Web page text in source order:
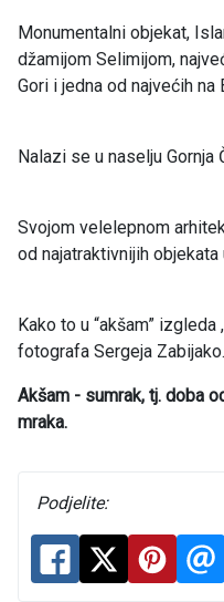
Monumentalni objekat,
džamijom Selimijom,
Gori i jedna od najvećih na
Nalazi se u naselju Gornja
Svojom velelepnom
od najatraktivnijih objekata
Kako to u “akšam”
fotografa Sergeja Zabijako.
Akšam - sumrak, tj. doba
mraka.
Podjelite: